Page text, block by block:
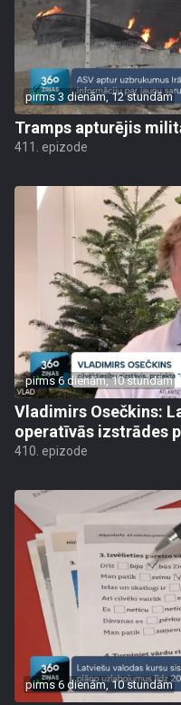
pirms 3 dienām, 12 stundām
Tramps apturējis
411. epizode
pirms 6 dienām, 10 stundām
Vladimirs Osečkins:
operatīvās izstrādes
410. epizode
pirms 6 dienām, 10 stundām